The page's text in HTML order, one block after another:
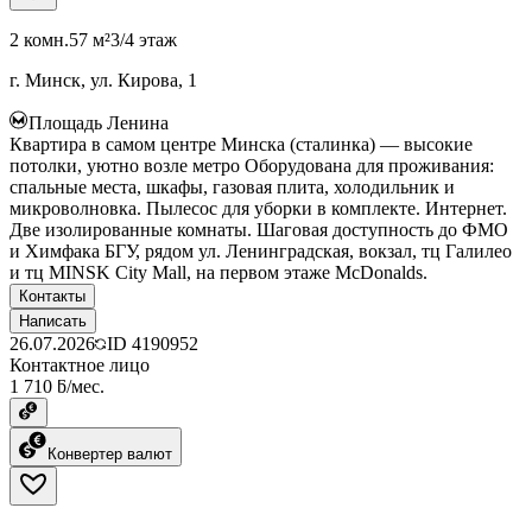
2 комн.57 м²3/4 этаж
г. Минск, ул. Кирова, 1
Площадь Ленина
Квартира в самом центре Минска (сталинка) — высокие
потолки, уютно возле метро Оборудована для проживания:
спальные места, шкафы, газовая плита, холодильник и
микроволновка. Пылесос для уборки в комплекте. Интернет.
Две изолированные комнаты. Шаговая доступность до ФМО
и Химфака БГУ, рядом ул. Ленинградская, вокзал, тц Галилео
и тц MINSK City Mall, на первом этаже McDonalds.
Контакты
Написать
26.07.2026 ID 4190952
Контактное лицо
1 710 ƃ/мес.
Конвертер валют